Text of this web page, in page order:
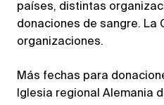
países, distintas
donaciones de sangre. La
organizaciones.
Más fechas para
Iglesia regional Alemania